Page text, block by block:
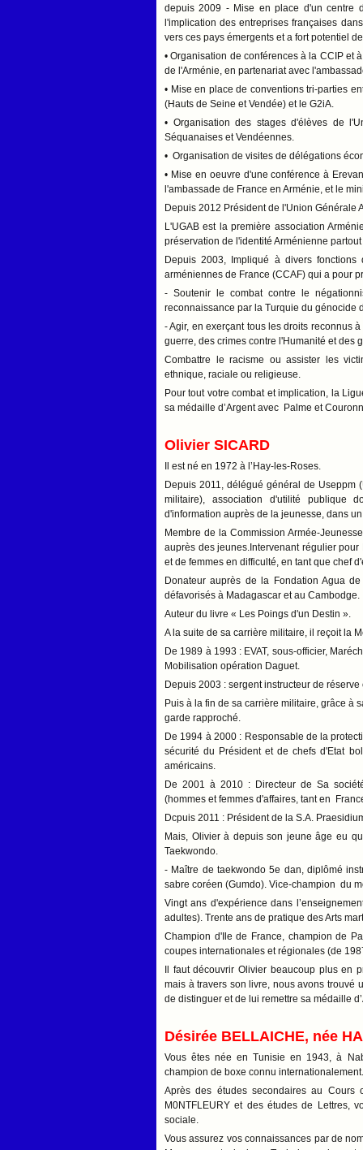
depuis 2009 -Mise en place d'un centre
l'implication des entreprises françaises
vers ces pays émergents et a fort potentiel
• Organisation de conférences à la CCIP et
de l'Arménie, en partenariat avec
• Mise en place de conventions tri-parties
(Hauts de Seine et Vendée) et le G2iA.
• Organisation des stages d'élèves de
Séquanaises et Vendéennes.
• Organisation de visites de délégations
• Mise en oeuvre d'une conférence à
l'ambassade de France en Arménie, et le
Depuis 2012 Président de l'Union Générale
L'UGAB est la première association
préservation de l'identité Arménienne
Depuis 2003, Impliqué à divers
arméniennes de France (CCAF) qui a pour
- Soutenir le combat contre le
reconnaissance par la Turquie du génocide
- Agir, en exerçant tous les droits reconnus
guerre, des crimes contre l'Humanité et des
Combattre le racisme ou assister les
ethnique, raciale ou religieuse.
Pour tout votre combat et implication, la
sa médaille d’Argent avec Palme et
Olivier SICARD
Il est né en 1972 à l’Hay-les-Roses.
Depuis 2011, délégué général de Useppm
militaire), association d'utilité publique
d'information auprès de la jeunesse, dans
Membre de la Commission Armée-
auprès des jeunes.Intervenant régulier pour
et de femmes en difficulté, en tant que chef
Donateur auprès de la Fondation Agua
défavorisés à Madagascar et au Cambodge.
Auteur du livre « Les Poings d'un Destin ».
A la suite de sa carrière militaire, il reçoit la
De 1989 à 1993 : EVAT, sous-officier,
Mobilisation opération Daguet.
Depuis 2003 : sergent instructeur de
Puis à la fin de sa carrière militaire, grâce à
garde rapproché.
De 1994 à 2000 : Responsable de la
sécurité du Président et de chefs d'Etat
américains.
De 2001 à 2010 : Directeur de Sa
(hommes et femmes d'affaires, tant en
Dcpuis 2011 : Président de la S.A.
Mais, Olivier à depuis son jeune âge eu
Taekwondo.
- Maître de taekwondo 5e dan, diplômé
sabre coréen (Gumdo). Vice-champion du
Vingt ans d'expérience dans
adultes). Trente ans de pratique des Arts
Champion d'Ile de France, champion de
coupes internationales et régionales (de
Il faut découvrir Olivier beaucoup plus en
mais à travers son livre, nous avons trouvé
de distinguer et de lui remettre sa médaille
Désirée BELLAICHE, née
Vous êtes née en Tunisie en 1943, à
champion de boxe connu
Après des études secondaires au Cours
M0NTFLEURY et des études de Lettres,
sociale.
Vous assurez vos connaissances par de